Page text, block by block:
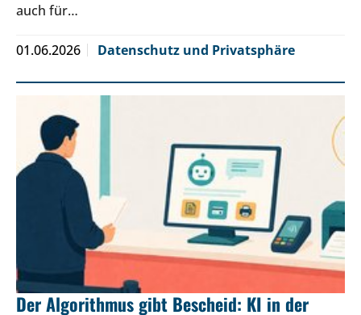
auch für…
01.06.2026 Datenschutz und Privatsphäre
Der Algorithmus gibt Bescheid: KI in der